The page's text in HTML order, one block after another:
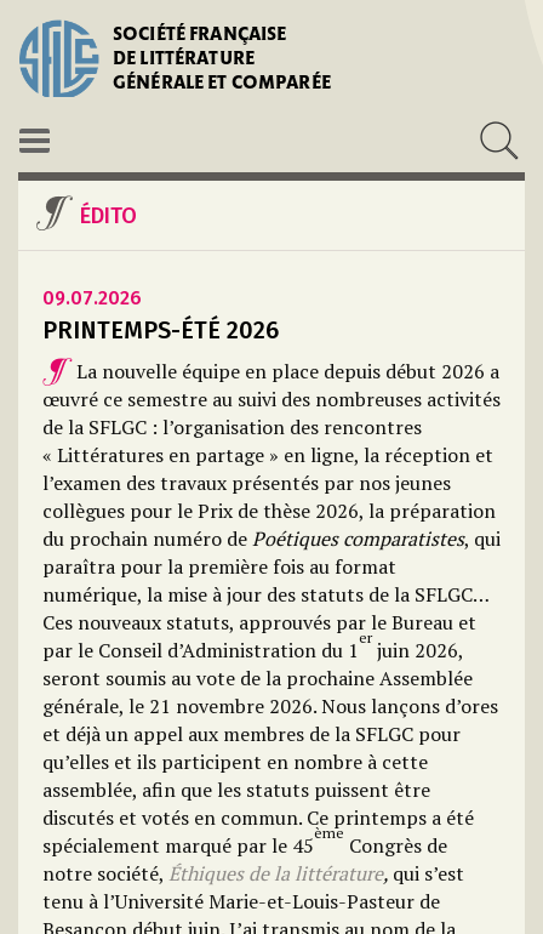
SOCIÉTÉ FRANÇAISE
DE LITTÉRATURE
GÉNÉRALE ET COMPARÉE
ÉDITO
09.07.2026
PRINTEMPS-ÉTÉ 2026
La nouvelle équipe en place depuis début 2026 a
œuvré ce semestre au suivi des nombreuses activités
de la SFLGC : l’organisation des rencontres
« Littératures en partage » en ligne, la réception et
l’examen des travaux présentés par nos jeunes
collègues pour le Prix de thèse 2026, la préparation
du prochain numéro dePoétiques comparatistes, qui
paraîtra pour la première fois au format
numérique, la mise à jour des statuts de la SFLGC…
Ces nouveaux statuts, approuvés par le Bureau et
par le Conseil d’Administration du 1er juin 2026,
seront soumis au vote de la prochaineAssemblée
générale, le 21 novembre 2026. Nous lançons d’ores
et déjà un appel aux membres de la SFLGC pour
qu’elles et ils participent en nombre à cette
assemblée, afin que les statuts puissent être
discutés et votés en commun. Ce printemps a été
spécialement marqué par le 45ème Congrès de
notre société, Éthiques de la littérature, qui s’est
tenu à l’Université Marie-et-Louis-Pasteur de